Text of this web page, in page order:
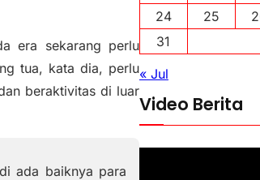
era sekarang perlu
tua, kata dia, perlu
beraktivitas di luar
ada baiknya para
24
25
31
« Jul
Video Berita